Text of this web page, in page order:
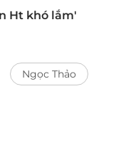
Ht khó lắm'
Ngọc Thảo